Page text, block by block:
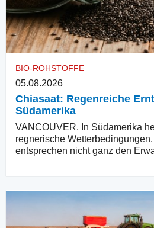
BIO-ROHSTOFFE
05.08.2026
Chiasaat: Regenreiche
Südamerika
VANCOUVER. In Südamerika
regnerische
entsprechen nicht ganz den